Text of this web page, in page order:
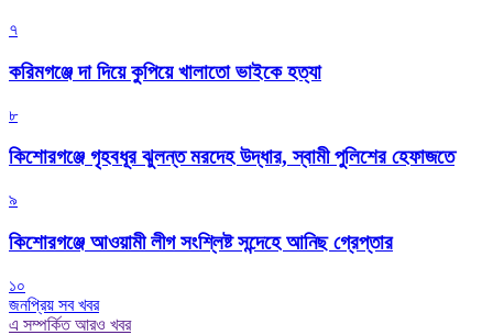
৭
করিমগঞ্জে দা দিয়ে কুপিয়ে খালাতো ভাইকে হত্যা
৮
কিশোরগঞ্জে গৃহবধূর ঝুলন্ত মরদেহ উদ্ধার, স্বামী পুলিশের হেফাজতে
৯
কিশোরগঞ্জে আওয়ামী লীগ সংশ্লিষ্ট সন্দেহে আনিছ গ্রেপ্তার
১০
জনপ্রিয় সব খবর
এ সম্পর্কিত আরও খবর